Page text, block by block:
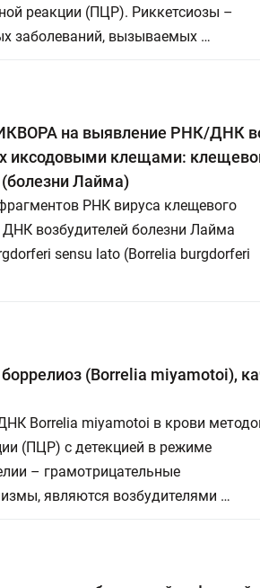
реакции (ПЦР). Риккетсиозы –
заболеваний, вызываемых …
на выявление РНК/ДНК
иксодовыми клещами:
Лайма)
РНК вируса клещевого
возбудителей болезни Лайма
sensu lato (Borrelia burgdorferi
(Borrelia miyamotoi),
Borrelia miyamotoi в крови
(ПЦР) с детекцией в режиме
– грамотрицательные
являются возбудителями …